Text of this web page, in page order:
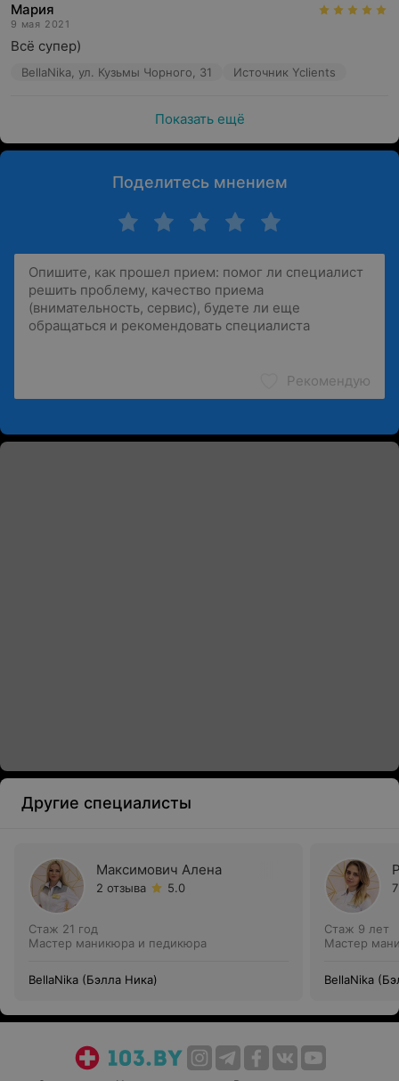
Мария
9 мая 2021
Всё супер)
BellaNika, ул. Кузьмы Чорного, 31 Источник Yclients
Показать ещё
Поделитесь мнением
Рекомендую
Другие специалисты
Максимович Алена
2 отзыва 5.0
Стаж 21 год
Мастер маникюра и педикюра
BellaNika (Бэлла Ника)
Стаж 9 лет
Мастер
BellaNika